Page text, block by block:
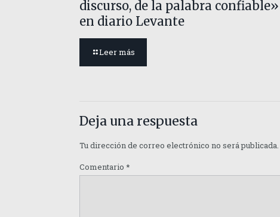
discurso, de la palabra confiable»
en diario Levante
Leer más
Deja una respuesta
Tu dirección de correo electrónico no será publicada.
Comentario *